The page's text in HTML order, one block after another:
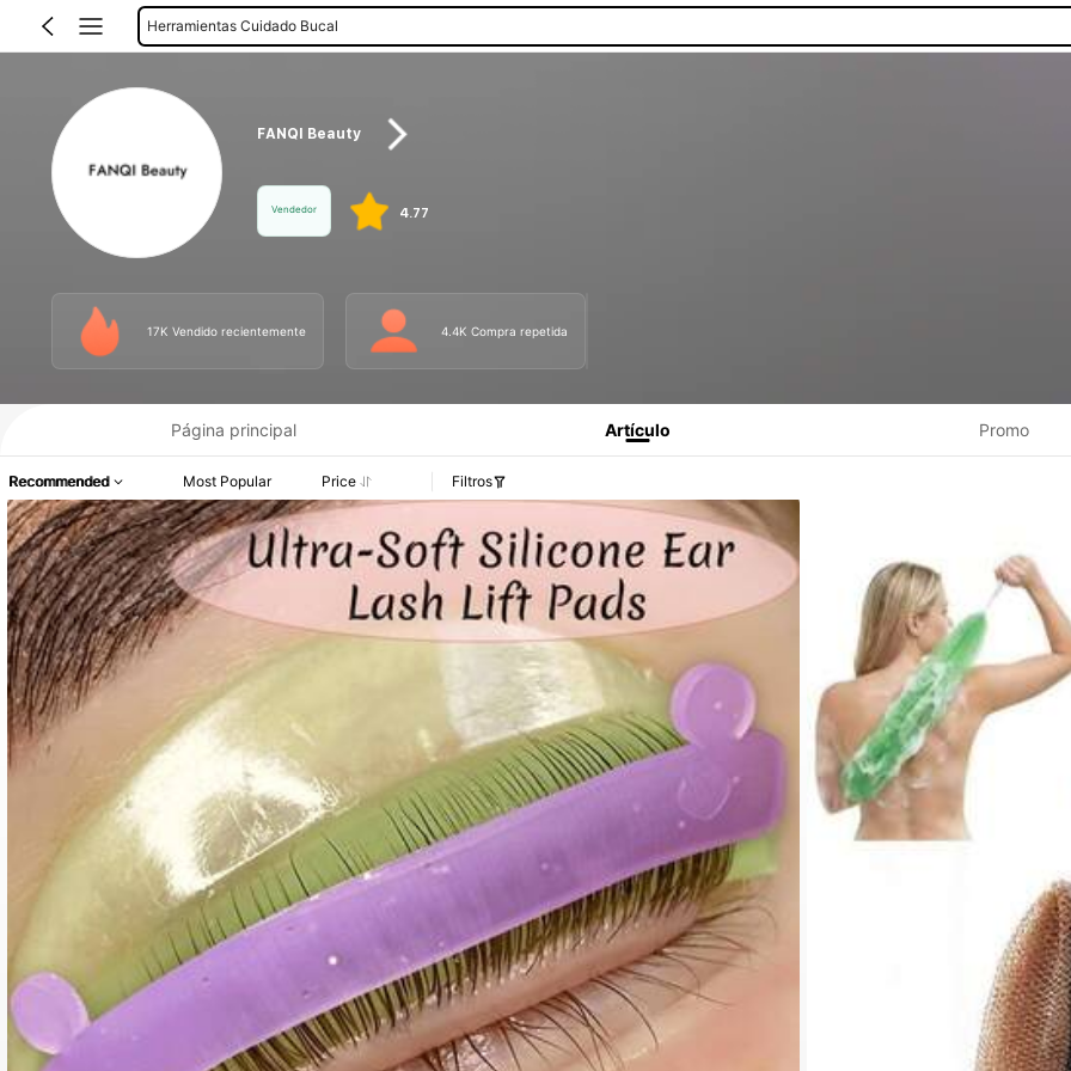
Utensilios Para Pestañas
FANQI Beauty
Vendedor 4.77
17K Vendido recientemente 4.4K Compra repetida
Información del producto: Divulgación de precios, detalles de ventas y existencias.
Página principal Artículo Promo
Recommended Most Popular Price Filtros